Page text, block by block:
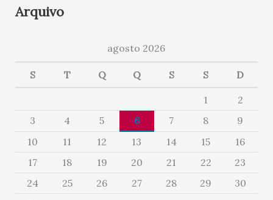
Arquivo
agosto 2026
S T Q Q S S D
1
2
3
4 5 6 7 8
9
10
11 12 13 14 15
16
17
18 19 20 21 22
23
24
25 26 27 28 29
30